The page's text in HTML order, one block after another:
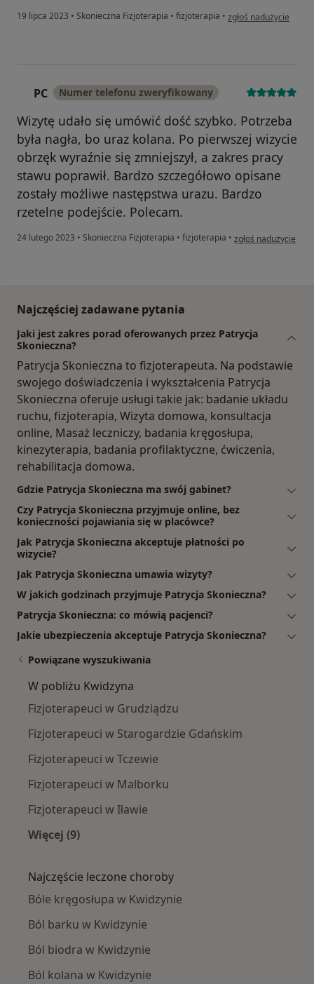
19 lipca 2023 • Skonieczna Fizjoterapia • fizjoterapia • w opinii użytkownika
zgłoś nadużycie
PC Numer telefonu zweryfikowany
Wizytę udało się umówić dość szybko. Potrzeba
była nagła, bo uraz kolana. Po pierwszej wizycie
obrzęk wyraźnie się zmniejszył, a zakres pracy
stawu poprawił. Bardzo szczegółowo opisane
zostały możliwe następstwa urazu. Bardzo
rzetelne podejście. Polecam.
24 lutego 2023 • Skonieczna Fizjoterapia • fizjoterapia • w opinii użytkownika
zgłoś nadużycie
Najczęściej zadawane pytania
Jaki jest zakres porad oferowanych przez Patrycja
Skonieczna?
Patrycja Skonieczna to fizjoterapeuta. Na podstawie
swojego doświadczenia i wykształcenia Patrycja
Skonieczna oferuje usługi takie jak: badanie układu
ruchu, fizjoterapia, Wizyta domowa, konsultacja
online, Masaż leczniczy, badania kręgosłupa,
kinezyterapia, badania profilaktyczne, ćwiczenia,
rehabilitacja domowa.
Gdzie Patrycja Skonieczna ma swój gabinet?
Czy Patrycja Skonieczna przyjmuje online, bez
konieczności pojawiania się w placówce?
Jak Patrycja Skonieczna akceptuje płatności po
wizycie?
Jak Patrycja Skonieczna umawia wizyty?
W jakich godzinach przyjmuje Patrycja Skonieczna?
Patrycja Skonieczna: co mówią pacjenci?
Jakie ubezpieczenia akceptuje Patrycja Skonieczna?
Powiązane wyszukiwania
W pobliżu Kwidzyna
Fizjoterapeuci w Grudziądzu
Fizjoterapeuci w Starogardzie Gdańskim
Fizjoterapeuci w Tczewie
Fizjoterapeuci w Malborku
Fizjoterapeuci w Iławie
Więcej (9)
Najczęście leczone choroby
Bóle kręgosłupa w Kwidzynie
Ból barku w Kwidzynie
Ból biodra w Kwidzynie
Ból kolana w Kwidzynie